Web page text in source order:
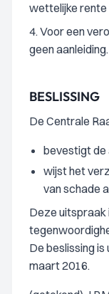
wettelijke rente
4. Voor een
geen aanleiding.
BESLISSING
De Centrale
bevestigt de
wijst het
van schade
Deze uitspraak
De beslissing
maart 2016.